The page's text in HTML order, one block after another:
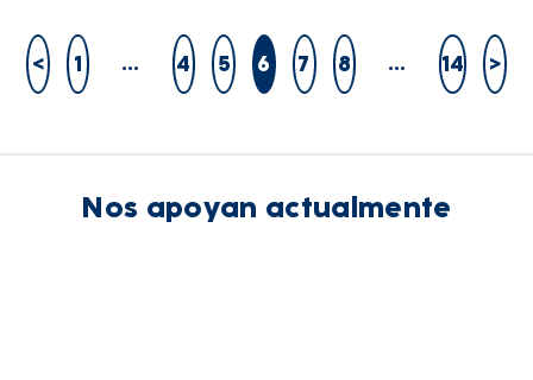
< 1 … 4 5 6 7 8 … 14 >
Nos apoyan actualmente